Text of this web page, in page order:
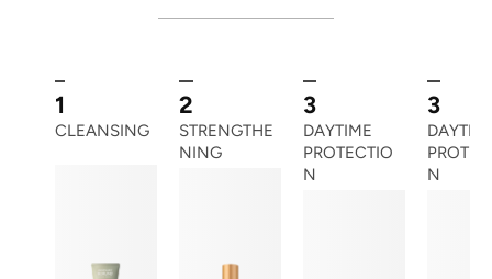
1
CLEANSING
2
STRENGTHE
NING
3
DAYTIME
PROTECTIO
N
3
N